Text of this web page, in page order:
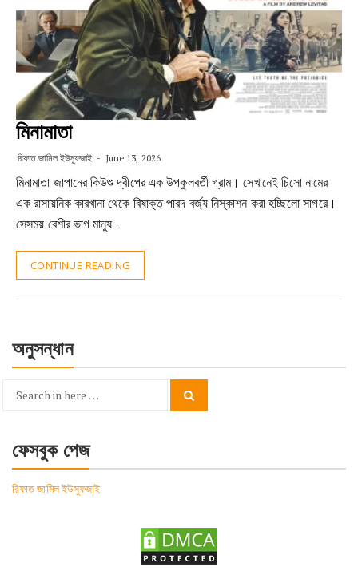
মিনামাতা
রিফাত জামিল ইউসুফজাই June 13, 2026
মিনামাতা জাপানের কিউশু দ্বীপের এক উপকুলবর্তী গ্রাম। সেখানেই চিসো নামের
এক রাসায়নিক কারখানা থেকে বিষাক্ত পারদ বর্জ্য নিস্কাশন করা হচ্ছিলো সাগরে।
সেসময় বেশীর ভাগ মানুষ…
CONTINUE READING
অনুসন্ধান
Search
ফেসবুক পেজ
রিফাত জামিল ইউসুফজাই